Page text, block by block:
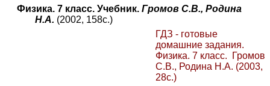
Физика. 7 класс. Учебник. Громов С.В., Родина
Н.А. (2002, 158с.)
ГДЗ - готовые
домашние задания.
Физика. 7 класс. Громов
С.В., Родина Н.А. (2003,
28с.)